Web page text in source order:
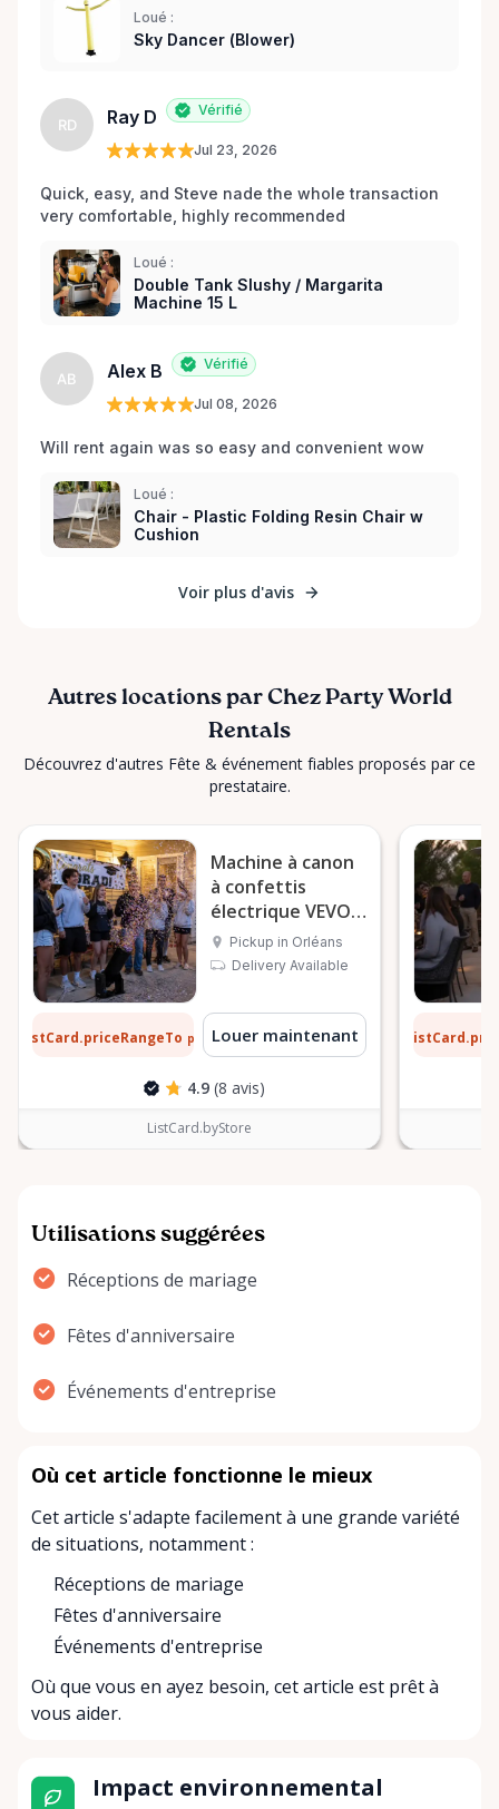
matériel de fête et d’événements à Orléans et dans
les environs.
Loué :
Sky Dancer (Blower)
RD Ray D Vérifié
Jul 23, 2026
Quick, easy, and Steve nade the whole transaction
very comfortable, highly recommended
Loué :
Double Tank Slushy / Margarita
Machine 15 L
AB Alex B Vérifié
Jul 08, 2026
Will rent again was so easy and convenient wow
Loué :
Chair - Plastic Folding Resin Chair w
Cushion
Voir plus d'avis
Autres locations par Chez Party World
Rentals
Découvrez d'autres Fête & événement fiables proposés par ce
prestataire.
Machine à canon
à confettis
électrique VEVOR
1500 W
Pickup in Orléans
Delivery Available
ListCard.priceRangeTo par jourLouer maintenant
4.9 (8 avis)
ListCard.byStore
Utilisations suggérées
Réceptions de mariage
Fêtes d'anniversaire
Événements d'entreprise
Où cet article fonctionne le mieux
Cet article s'adapte facilement à une grande variété
de situations, notamment :
Réceptions de mariage
Fêtes d'anniversaire
Événements d'entreprise
Où que vous en ayez besoin, cet article est prêt à
vous aider.
Impact environnemental